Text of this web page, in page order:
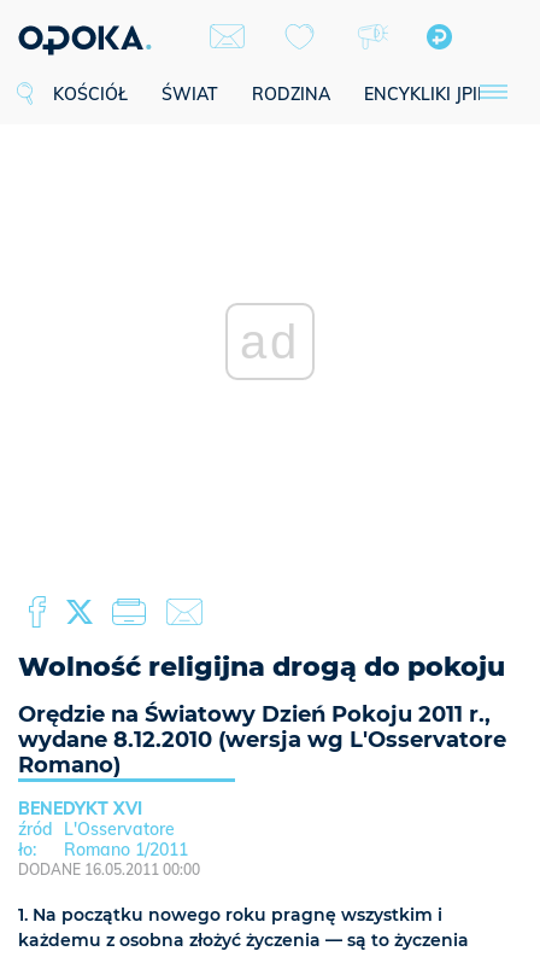
KOŚCIÓŁ ŚWIAT RODZINA ENCYKLIKI JPII
ad
Wolność religijna drogą do pokoju
Orędzie na Światowy Dzień Pokoju 2011 r.,
wydane 8.12.2010 (wersja wg L'Osservatore
Romano)
BENEDYKT XVI
L'Osservatore
Romano 1/2011
DODANE 16.05.2011 00:00
1. Na początku nowego roku pragnę wszystkim i
każdemu z osobna złożyć życzenia — są to życzenia